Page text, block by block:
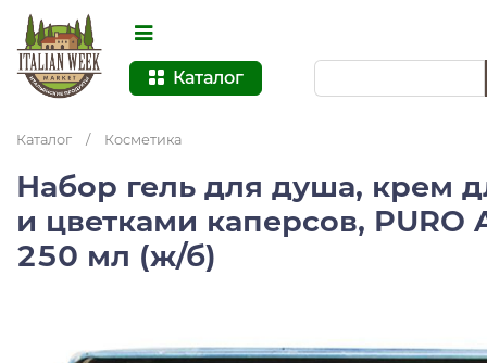
Каталог
Каталог / Косметика
Набор гель для душа, крем
и цветками каперсов, PURO
250 мл (ж/б)